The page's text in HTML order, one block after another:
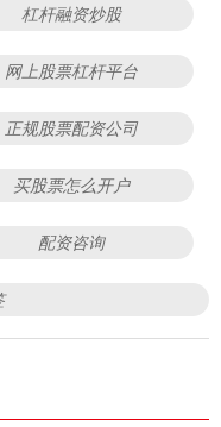
杠杆融资炒股
网上股票杠杆平台
正规股票配资公司
买股票怎么开户
配资咨询